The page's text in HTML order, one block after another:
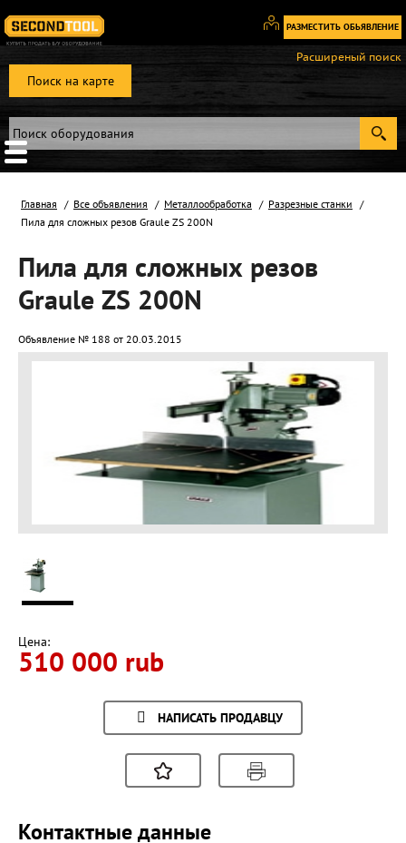
РАЗМЕСТИТЬ ОБЬЯВЛЕНИЕ
Вход
Регистрация
Поиск на карте
Расширеный поиск
Главная Все объявления Металлообработка
Разрезные станки
Пила для сложных резов Graule ZS 200N
Пила для сложных резов
Graule ZS 200N
Объявление № 188 от 20.03.2015
Цена:
510 000 rub
НАПИСАТЬ ПРОДАВЦУ
Контактные данные